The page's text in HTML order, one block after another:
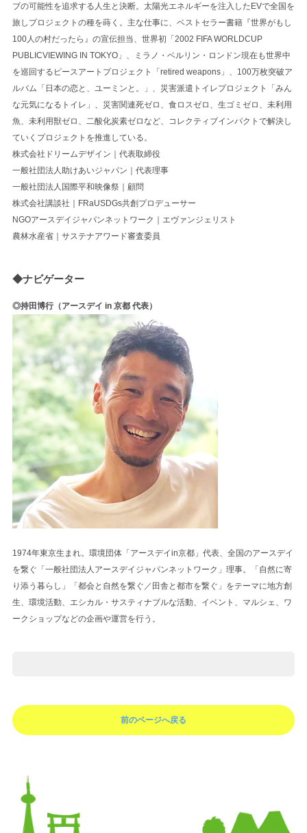
ブの可能性を追求する⼈⽣と決断。太陽光エネルギーを注⼊したEVで全国を
旅しプロジェクトの種を蒔く。主な仕事に、ベストセラー書籍『世界がもし
100⼈の村だったら』の宣伝担当、世界初「2002 FIFA WORLDCUP
PUBLICVIEWING IN TOKYO」、ミラノ・ベルリン・ロンドン現在も世界中
を巡回するピースアートプロジェクト「retired weapons」、100万枚突破ア
ルバム「⽇本の恋と、ユーミンと。」、災害派遣トイレプロジェクト「みん
な元気になるトイレ」、災害関連死ゼロ、⾷ロスゼロ、⽣ゴミゼロ、未利⽤
⿂、未利⽤獣ゼロ、⼆酸化炭素ゼロなど、コレクティブインパクトで解決し
ていくプロジェクトを推進している。
株式会社ドリームデザイン｜代表取締役
⼀般社団法⼈助けあいジャパン｜代表理事
⼀般社団法⼈国際平和映像祭｜顧問
株式会社講談社｜FRaUSDGs共創プロデューサー
NGOアースデイジャパンネットワーク｜エヴァンジェリスト
農林水産省｜サステナアワード審査委員
◆ナビゲーター
◎持田博行（アースデイ in 京都 代表）
1974年東京生まれ。環境団体「アースデイin京都」代表、全国のアースデイ
を繋ぐ「一般社団法人アースデイジャパンネットワーク」理事。「自然に寄
り添う暮らし」「都会と自然を繋ぐ／田舎と都市を繋ぐ」をテーマに地方創
生、環境活動、エシカル・サスティナブルな活動、イベント、マルシェ、ワ
ークショップなどの企画や運営を行う。
前のページへ戻る